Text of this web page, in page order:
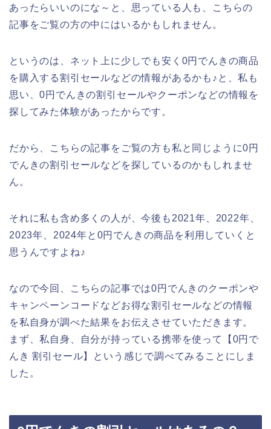
あったらいいのにな～と、思っている人も、こちらの
記事をご覧の方の中にはいるかもしれません。
というのは、ネット上に少しでも安く0円でんきの商品
を購入する割引セールなどの情報があるかも♪と、私も
思い、0円でんきの割引セールやクーポンなどの情報を
探してみた体験があったからです。
だから、こちらの記事をご覧の方も私と同じように0円
でんきの割引セールなどを探しているのかもしれませ
ん。
それに私も含め多くの人が、今後も2021年、2022年、
2023年、2024年と0円でんきの商品を利用していくと
思うんですよね♪
なので今回、こちらの記事では0円でんきのクーポンや
キャンペーンコードなどお得な割引セールなどの情報
を私自身が調べた結果をお伝えさせていただきます。
まず、私自身、自分が持っている携帯を使って【0円で
んき 割引セール】という感じで調べてみることにしま
した。